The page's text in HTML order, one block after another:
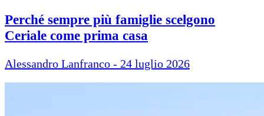
Perché sempre più famiglie scelgono
Ceriale come prima casa
Alessandro Lanfranco - 24 luglio 2026